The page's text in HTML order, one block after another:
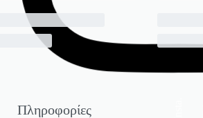
Πληροφορίες